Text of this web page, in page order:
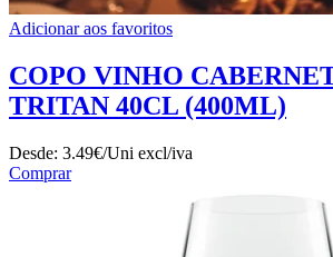
Adicionar aos favoritos
COPO VINHO
TRITAN 40CL (400ML)
Desde: 3.49€/Uni excl/iva
Comprar